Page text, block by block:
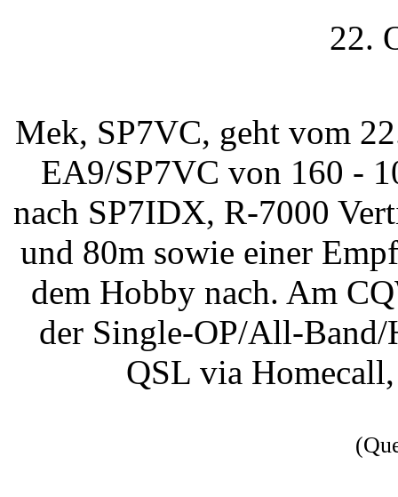
22.
Mek, SP7VC, geht vom
EA9/SP7VC von 160 -
nach SP7IDX, R-7000
und 80m sowie einer
dem Hobby nach. Am
der Single-OP/All-Band/
QSL via